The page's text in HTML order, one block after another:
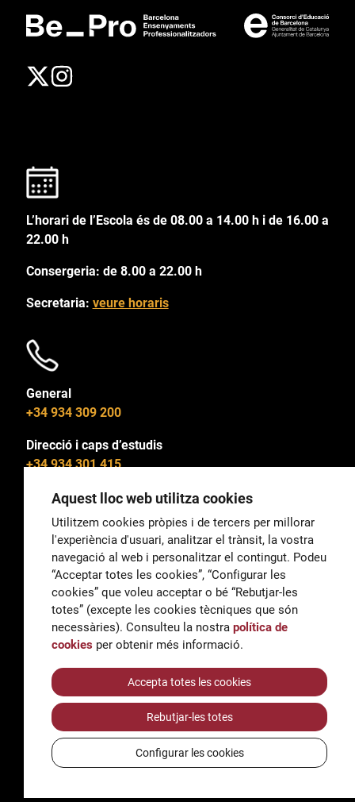
L’horari de l’Escola és de 08.00 a 14.00 h i de 16.00 a
22.00 h
Consergeria: de 8.00 a 22.00 h
Secretaria: veure horaris
General
+34 934 309 200
Direcció i caps d’estudis
+34 934 301 415
General
correu@escoladeltreball.org
Informació
informacio@escoladeltreball.org
AccessibilitatAvís legal i Política de Privacitat
Política de cookies
Crèdits
Aquest lloc web utilitza cookies
Utilitzem cookies pròpies i de tercers per millorar
l'experiència d'usuari, analitzar el trànsit, la vostra
navegació al web i personalitzar el contingut. Podeu
“Acceptar totes les cookies”, “Configurar les
cookies” que voleu acceptar o bé “Rebutjar-les
totes” (excepte les cookies tècniques que són
necessàries). Consulteu la nostra política de
cookies per obtenir més informació.
Accepta totes les cookies
Rebutjar-les totes
Configurar les cookies